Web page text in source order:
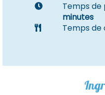
Temps
minutes
Temps de